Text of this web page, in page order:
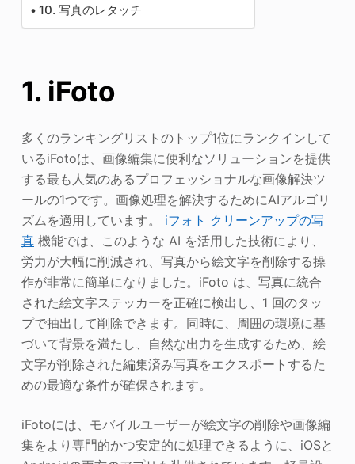
10. 写真のレタッチ
1. iFoto
多くのランキングリストのトップ1位にランクインして
いるiFotoは、画像編集に便利なソリューションを提供
する最も人気のあるプロフェッショナルな画像解決ツ
ールの1つです。画像処理を解決するためにAIアルゴリ
ズムを適用しています。 iフォト クリーンアップの写
真機能では、このような AI を活用した技術により、
労力が大幅に削減され、写真から絵文字を削除する操
作が非常に簡単になりました。iFoto は、写真に統合
された絵文字ステッカーを正確に検出し、1 回のタッ
プで抽出して削除できます。同時に、周囲の環境に基
づいて背景を満たし、自然な出力を生成するため、絵
文字が削除された編集済み写真をエクスポートするた
めの最適な条件が確保されます。
iFotoには、モバイルユーザーが絵文字の削除や画像編
集をより専門的かつ安定的に処理できるように、iOSと